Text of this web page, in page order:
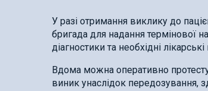
У разі отримання виклику до
бригада для надання термінової
діагностики та необхідні
Вдома можна оперативно
виник унаслідок передозування,